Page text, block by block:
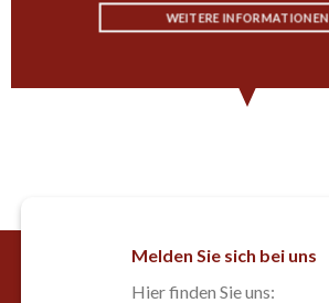
WEITERE INFORMATIONEN
Melden Sie sich bei uns
Hier finden Sie uns: